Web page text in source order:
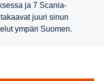
ja 7 Scania-
juuri sinun
ympäri Suomen.